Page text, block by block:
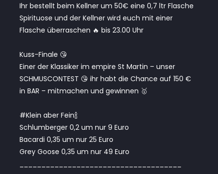
Ihr bestellt beim Kellner um 50€ eine 0,7 ltr Flasche
Spirituose und der Kellner wird euch mit einer
Flasche überraschen 🔥 bis 23.00 Uhr
Kuss-Finale 😘
Einer der Klassiker im empire St Martin – unser
SCHMUSCONTEST 😘 ihr habt die Chance auf 150 €
in BAR – mitmachen und gewinnen 🥇
#Klein aber Fein🍾
Schlumberger 0,2 um nur 9 Euro
Bacardi 0,35 um nur 25 Euro
Grey Goose 0,35 um nur 49 Euro